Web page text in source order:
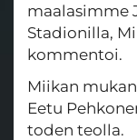
maalasimme
Stadionilla,
kommentoi.
Miikan
Eetu
toden teolla.